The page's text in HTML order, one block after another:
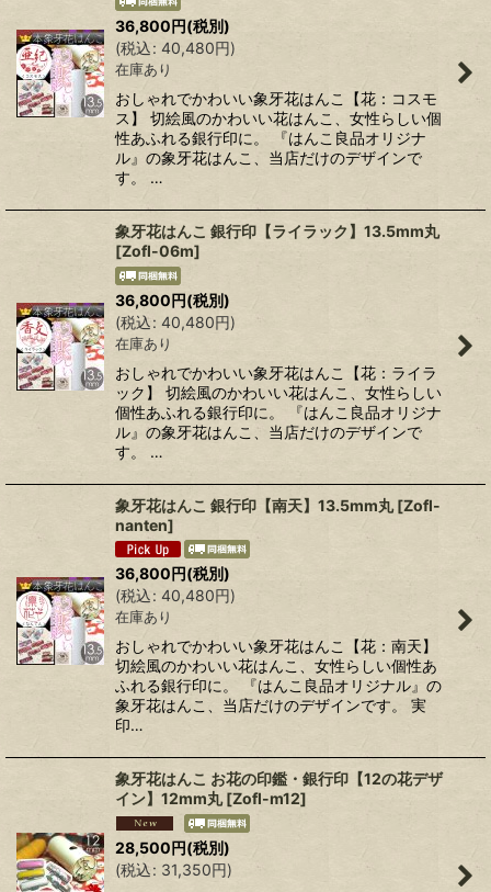
36,800円(税別)
(税込: 40,480円)
在庫あり
おしゃれでかわいい象牙花はんこ【花：コスモ
ス】 切絵風のかわいい花はんこ、女性らしい個
性あふれる銀行印に。 『はんこ良品オリジナ
ル』の象牙花はんこ、当店だけのデザインで
す。 …
象牙花はんこ 銀行印【ライラック】13.5mm丸
[Zofl-06m]
36,800円(税別)
(税込: 40,480円)
在庫あり
おしゃれでかわいい象牙花はんこ【花：ライラ
ック】 切絵風のかわいい花はんこ、女性らしい
個性あふれる銀行印に。 『はんこ良品オリジナ
ル』の象牙花はんこ、当店だけのデザインで
す。 …
象牙花はんこ 銀行印【南天】13.5mm丸 [Zofl-
nanten]
36,800円(税別)
(税込: 40,480円)
在庫あり
おしゃれでかわいい象牙花はんこ【花：南天】
切絵風のかわいい花はんこ、女性らしい個性あ
ふれる銀行印に。 『はんこ良品オリジナル』の
象牙花はんこ、当店だけのデザインです。 実
印…
象牙花はんこ お花の印鑑・銀行印【12の花デザ
イン】12mm丸 [Zofl-m12]
28,500円(税別)
(税込: 31,350円)